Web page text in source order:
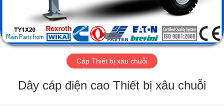
PHẨM
VỀ
TÔI
Cáp Thiết bị xâu chuỗi
Dây cáp điện cao Thiết bị xâu chuỗi